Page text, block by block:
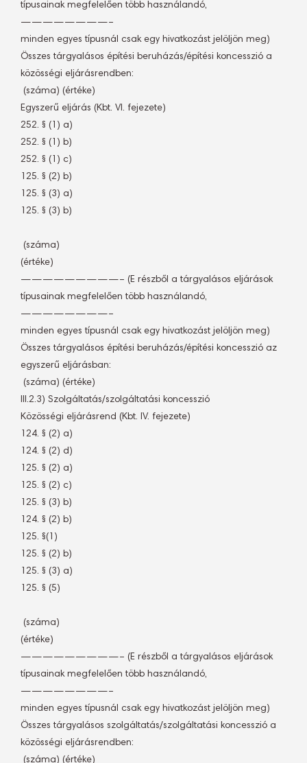
típusainak megfelelően több használandó,
————————–
minden egyes típusnál csak egy hivatkozást jelöljön meg)
Összes tárgyalásos építési beruházás/építési koncesszió a
közösségi eljárásrendben:
 (száma) (értéke)
Egyszerű eljárás (Kbt. VI. fejezete)
252. § (1) a)
252. § (1) b)
252. § (1) c)
125. § (2) b)
125. § (3) a)
125. § (3) b)
 (száma)
(értéke)
—————————– (E részből a tárgyalásos eljárások
típusainak megfelelően több használandó,
————————–
minden egyes típusnál csak egy hivatkozást jelöljön meg)
Összes tárgyalásos építési beruházás/építési koncesszió az
egyszerű eljárásban:
 (száma) (értéke)
III.2.3) Szolgáltatás/szolgáltatási koncesszió
Közösségi eljárásrend (Kbt. IV. fejezete)
124. § (2) a)
124. § (2) d)
125. § (2) a)
125. § (2) c)
125. § (3) b)
124. § (2) b)
125. §(1)
125. § (2) b)
125. § (3) a)
125. § (5)
 (száma)
(értéke)
—————————– (E részből a tárgyalásos eljárások
típusainak megfelelően több használandó,
————————–
minden egyes típusnál csak egy hivatkozást jelöljön meg)
Összes tárgyalásos szolgáltatás/szolgáltatási koncesszió a
közösségi eljárásrendben:
 (száma) (értéke)